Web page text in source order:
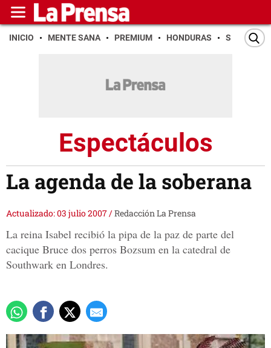
INICIO MENTE SANA PREMIUM HONDURAS SAN PEDRO
Espectáculos
La agenda de la soberana
Actualizado: 03 julio 2007/Redacción La Prensa
La reina Isabel recibió la pipa de la paz de parte del
cacique Bruce dos perros Bozsum en la catedral de
Southwark en Londres.